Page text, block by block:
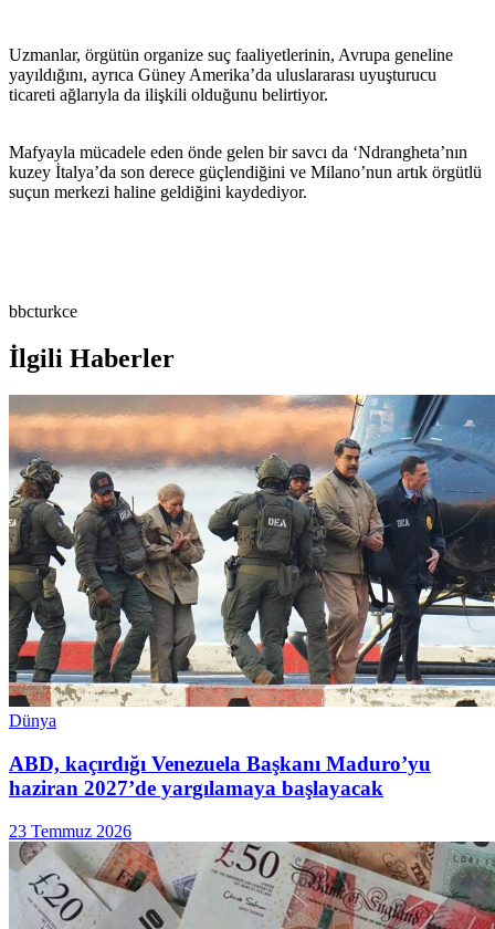
Uzmanlar, örgütün organize suç faaliyetlerinin, Avrupa geneline
yayıldığını, ayrıca Güney Amerika’da uluslararası uyuşturucu
ticareti ağlarıyla da ilişkili olduğunu belirtiyor.
Mafyayla mücadele eden önde gelen bir savcı da ‘Ndrangheta’nın
kuzey İtalya’da son derece güçlendiğini ve Milano’nun artık örgütlü
suçun merkezi haline geldiğini kaydediyor.
bbcturkce
İlgili Haberler
Dünya
ABD, kaçırdığı Venezuela Başkanı Maduro’yu
haziran 2027’de yargılamaya başlayacak
23 Temmuz 2026